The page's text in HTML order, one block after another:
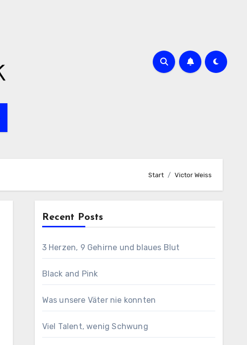
Start Victor Weiss
Recent Posts
3 Herzen, 9 Gehirne und blaues Blut
Black and Pink
Was unsere Väter nie konnten
Viel Talent, wenig Schwung